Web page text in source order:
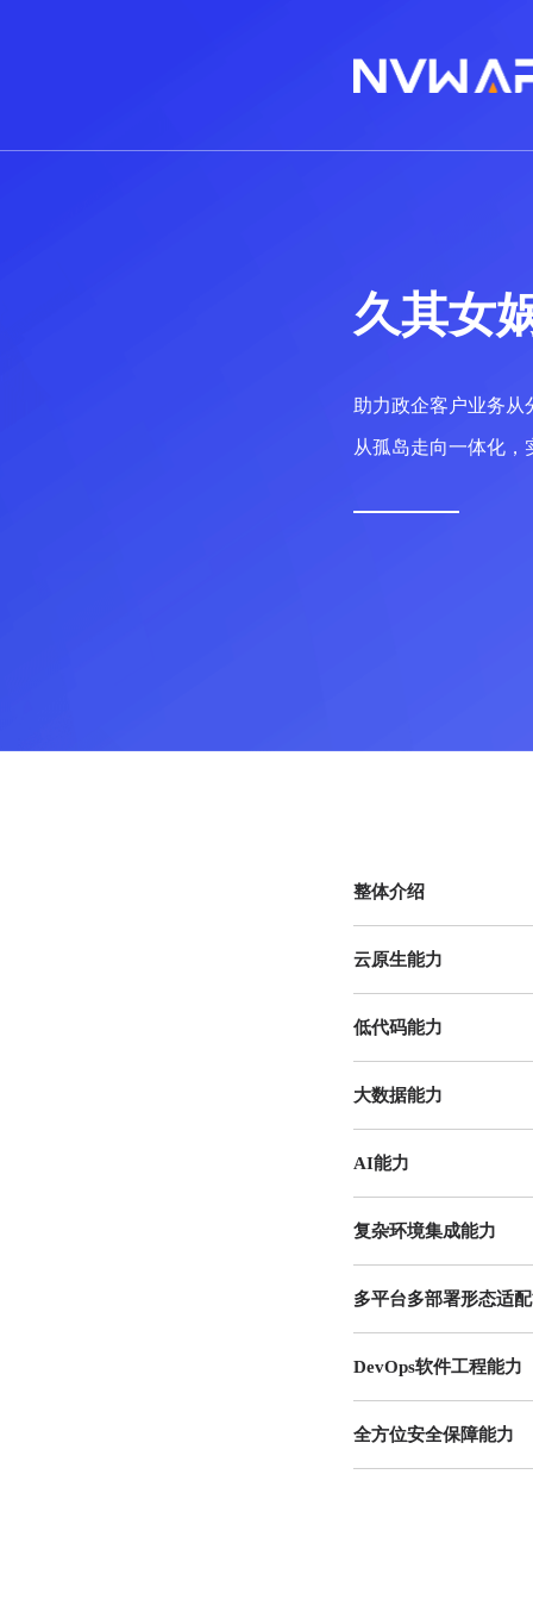
久其女
助力政企客户业务
从孤岛走向一体化
整体介绍
云原生能力
低代码能力
大数据能力
AI能力
复杂环境集成能力
多平台多部署形态适
DevOps软件工程能力
全方位安全保障能力